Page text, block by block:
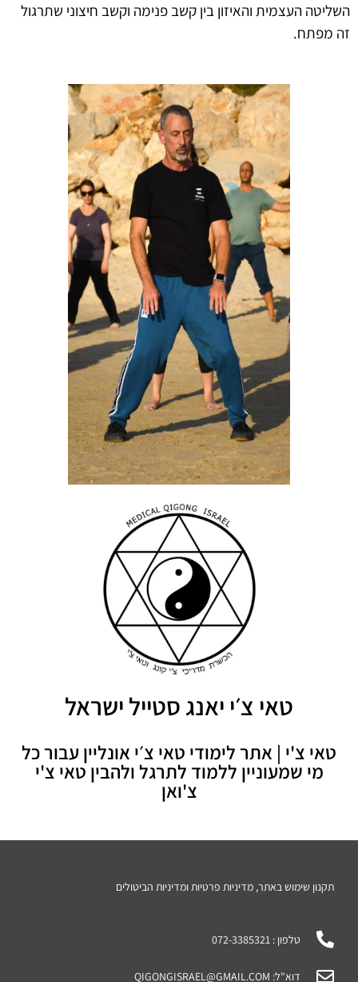
השליטה העצמית והאיזון בין קשב פנימה וקשב חיצוני שתרגול
זה מפתח.
טאי צ׳י יאנג סטייל ישראל
טאי צ'י | אתר לימודי טאי צ׳י אונליין עבור כל
מי שמעוניין ללמוד לתרגל ולהבין טאי צ'י
צ'ואן
תקנון שימוש באתר, מדיניות פרטיות ומדיניות הביטולים
טלפון : 072-3385321
דוא"ל: QIGONGISRAEL@GMAIL.COM